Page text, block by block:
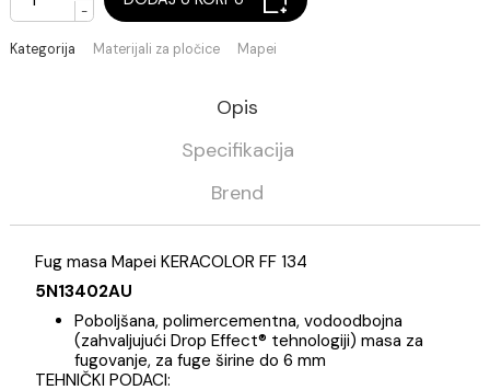
Na stanju
DODAJ U KORPU
Opis
Brend